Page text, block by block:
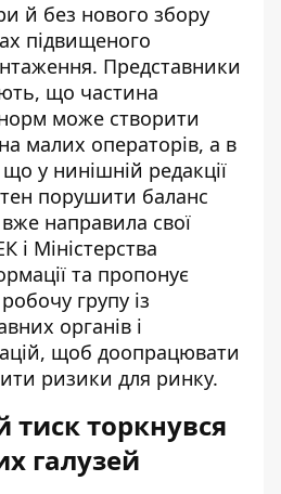
й без нового збору
підвищеного
Представники
що частина
може створити
малих операторів, а в
у нинішній редакції
порушити баланс
направила свої
і Міністерства
та пропонує
групу із
органів і
щоб доопрацювати
ризики для ринку.
тиск торкнувся
галузей